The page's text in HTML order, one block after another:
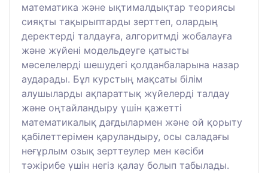
математика және ықтималдықтар теориясы
сияқты тақырыптарды зерттеп, олардың
деректерді талдауға, алгоритмді жобалауға
және жүйені модельдеуге қатысты
мәселелерді шешудегі қолданбаларына назар
аударады. Бұл курстың мақсаты білім
алушыларды ақпараттық жүйелерді талдау
және оңтайландыру үшін қажетті
математикалық дағдылармен және ой қорыту
қабілеттерімен қаруландыру, осы саладағы
неғұрлым озық зерттеулер мен кәсіби
тәжірибе үшін негіз қалау болып табылады.